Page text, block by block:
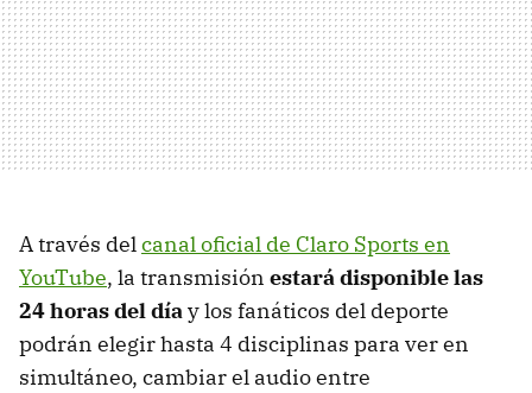
A través delcanal oficial de Claro Sports en
YouTube, la transmisión estará disponible las
24 horas del díay los fanáticos del deporte
podrán elegir hasta 4 disciplinas para ver en
simultáneo, cambiar el audio entre